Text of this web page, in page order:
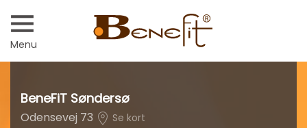
Menu
BeneFiT Søndersø
Odensevej 73 Se kort